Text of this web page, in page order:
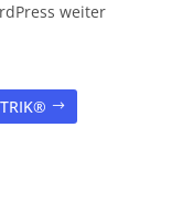
weiter